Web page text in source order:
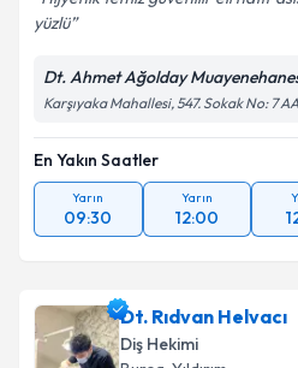
yüzlü
Dt. Ahmet Ağolday
Karşıyaka Mahallesi, 547. Sokak No: 7 AA
En Yakın Saatler
Yarın
09:30
Yarın
12:00
Dt. Rıdvan Helvacı
Diş Hekimi